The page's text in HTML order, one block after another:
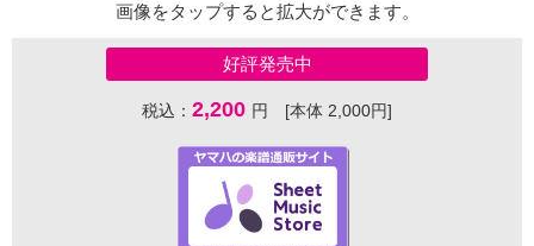
画像をタップすると拡大ができます。
好評発売中
税込： 2,200 円 [本体 2,000円]